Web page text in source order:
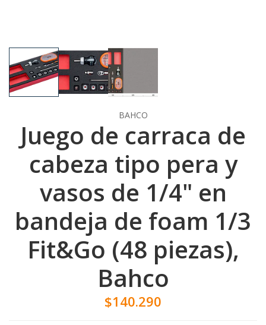
BAHCO
Juego de carraca de
cabeza tipo pera y
vasos de 1/4" en
bandeja de foam 1/3
Fit&Go (48 piezas),
Bahco
$140.290